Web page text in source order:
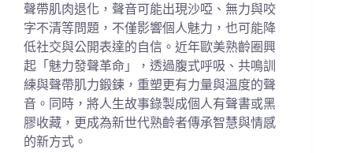
聲帶肌肉退化，聲音可能出現沙啞、無力與咬
字不清等問題，不僅影響個人魅力，也可能降
低社交與公開表達的自信。近年歐美熟齡圈興
起「魅力發聲革命」，透過腹式呼吸、共鳴訓
練與聲帶肌力鍛鍊，重塑更有力量與溫度的聲
音。同時，將人生故事錄製成個人有聲書或黑
膠收藏，更成為新世代熟齡者傳承智慧與情感
的新方式。